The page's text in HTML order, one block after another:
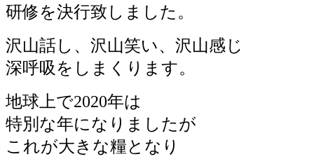
研修を決行致しました。
沢山話し、沢山笑い、沢山感じ
深呼吸をしまくります。
地球上で2020年は
特別な年になりましたが
これが大きな糧となり